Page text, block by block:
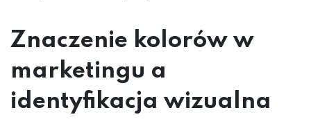
Znaczenie kolorów w
marketingu a
identyfikacja wizualna